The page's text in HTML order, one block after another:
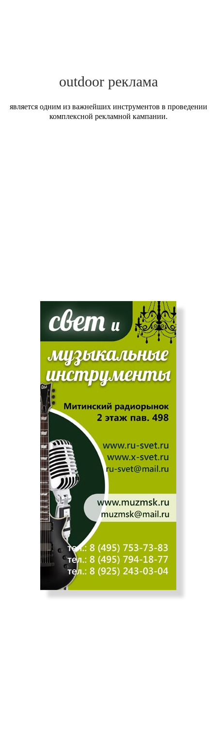
outdoor реклама
является одним из важнейших инструментов в проведении
комплексной рекламной кампании.